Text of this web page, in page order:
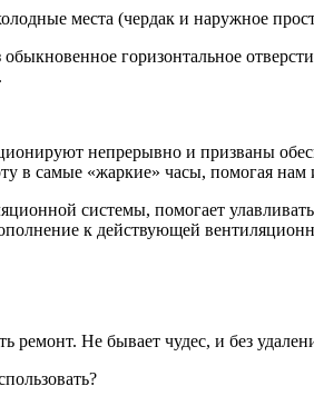
места (чердак и наружное
горизонтальное
непрерывно и призваны
в самые «жаркие» часы, помогая нам
системы, помогает
к действующей
ремонт. Не бывает чудес, и без